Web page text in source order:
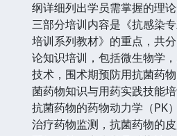
纲详细列出学员需掌握的理
三部分培训内容是《抗感染
培训系列教材》的重点，共
论知识培训，包括微生物学
技术，围术期预防用抗菌药
菌药物知识与用药实践技能
抗菌药物的药物动力学（PK
治疗药物监测，抗菌药物的